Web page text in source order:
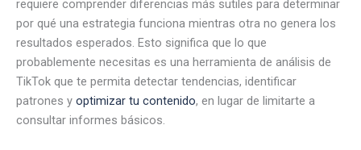
requiere comprender diferencias más sutiles para determinar
por qué una estrategia funciona mientras otra no genera los
resultados esperados. Esto significa que lo que
probablemente necesitas es una herramienta de análisis de
TikTok que te permita detectar tendencias, identificar
patrones y optimizar tu contenido, en lugar de limitarte a
consultar informes básicos.